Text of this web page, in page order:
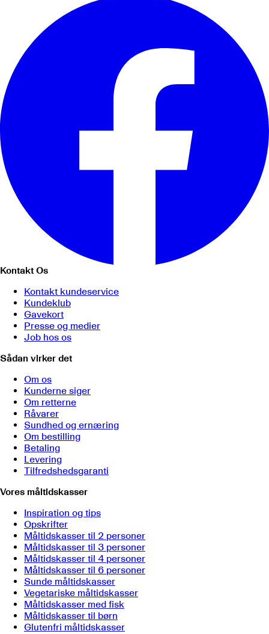
Kontakt Os
Kontakt kundeservice
Kundeklub
Gavekort
Presse og medier
Job hos os
Sådan virker det
Om os
Kunderne siger
Om retterne
Råvarer
Sundhed og ernæring
Om bestilling
Betaling
Levering
Tilfredshedsgaranti
Vores måltidskasser
Inspiration og tips
Opskrifter
Måltidskasser til 2 personer
Måltidskasser til 3 personer
Måltidskasser til 4 personer
Måltidskasser til 6 personer
Sunde måltidskasser
Vegetariske måltidskasser
Måltidskasser med fisk
Måltidskasser til børn
Glutenfri måltidskasser